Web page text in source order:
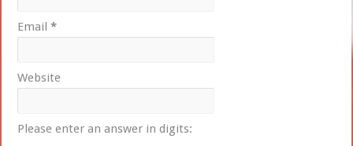
Email*
Website
Please enter an answer in digits: